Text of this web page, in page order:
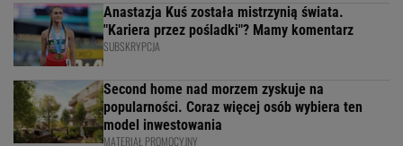
Anastazja Kuś została mistrzynią świata.
"Kariera przez pośladki"? Mamy komentarz
SUBSKRYPCJA
Second home nad morzem zyskuje na
popularności. Coraz więcej osób wybiera ten
model inwestowania
MATERIAŁ PROMOCYJNY